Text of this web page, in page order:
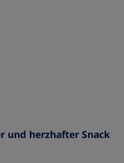
und herzhafter Snack